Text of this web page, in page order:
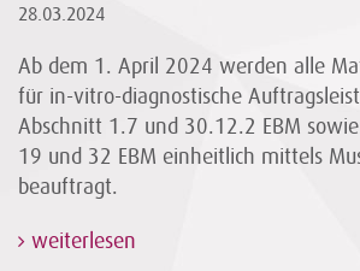
28.03.2024
Ab dem 1. April 2024 werden alle
für in-vitro-diagnostische
Abschnitt 1.7 und 30.12.2 EBM
19 und 32 EBM einheitlich mittels
beauftragt.
weiterlesen